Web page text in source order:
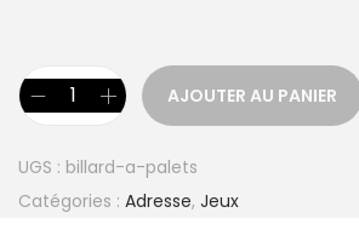
AJOUTER AU PANIER
UGS : billard-a-palets
Catégories : Adresse, Jeux